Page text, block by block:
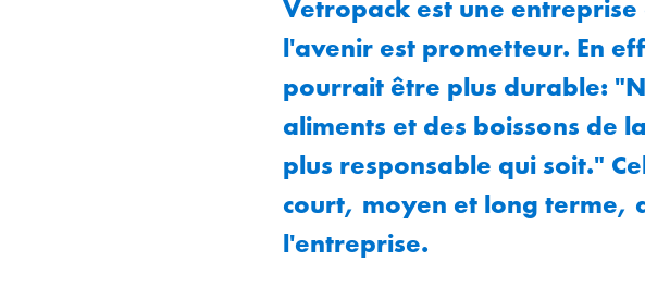
Vetropack est une
l'avenir est prometteur. En
pourrait être plus durable:
aliments et des boissons de
plus responsable qui soit."
court, moyen et long terme,
l'entreprise.